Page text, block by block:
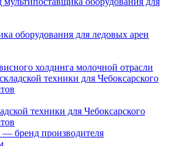
оборудования для ледовых арен
холдинга молочной отрасли
техники для Чебоксарского